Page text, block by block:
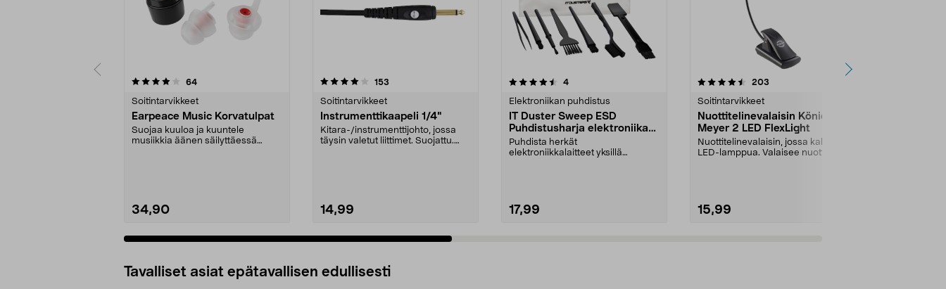
64arvostelut
Soitintarvikkeet
Earpeace Music Korvatulpat
Suojaa kuuloa ja kuuntele
musiikkia äänen säilyttäessä
34,90
4.0 viidestä
153
Soitintarvikkeet
Instrumenttikaapeli 1/4"
Kitara-/instrumenttijohto, jossa
täysin valetut liittimet. Suojattu.
14,99
4.5 viidestä
4arvostelut
Elektroniikan puhdistus
IT Duster Sweep ESD
Puhdistusharja elektroniikan
puhdistamiseen
Puhdista herkät
elektroniikkalaitteet yksillä
17,99
4.5 viidestä
203
Soitintarvikkeet
Nuottitelinevalaisin König &
Meyer 2 LED FlexLight
Nuottitelinevalaisin, jossa kaksi
LED-lamppua. Valaisee nuotit, kun
15,99
4.5 viidestä
Tavalliset asiat epätavallisen edullisesti